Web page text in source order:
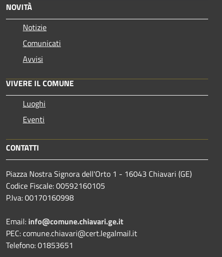
NOVITÀ
Notizie
Comunicati
Avvisi
VIVERE IL COMUNE
Luoghi
Eventi
CONTATTI
Piazza Nostra Signora dell'Orto 1 - 16043 Chiavari (GE)
Codice Fiscale: 00592160105
P.Iva: 00170160998
Email: info@comune.chiavari.ge.it
PEC: comune.chiavari@cert.legalmail.it
Telefono: 01853651